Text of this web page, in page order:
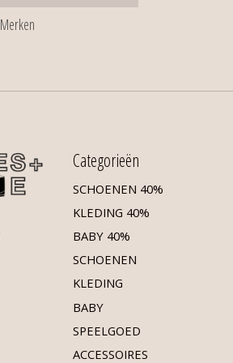
Merken
Categorieën
SCHOENEN 40%
KLEDING 40%
BABY 40%
SCHOENEN
KLEDING
BABY
SPEELGOED
ACCESSOIRES